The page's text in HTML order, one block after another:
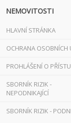
NEMOVITOSTI
HLAVNÍ STRÁNKA
OCHRANA OSOBNÍCH
PROHLÁŠENÍ O
SBORNÍK RIZIK -
NEPODNIKAJÍCÍ
SBORNÍK RIZIK -